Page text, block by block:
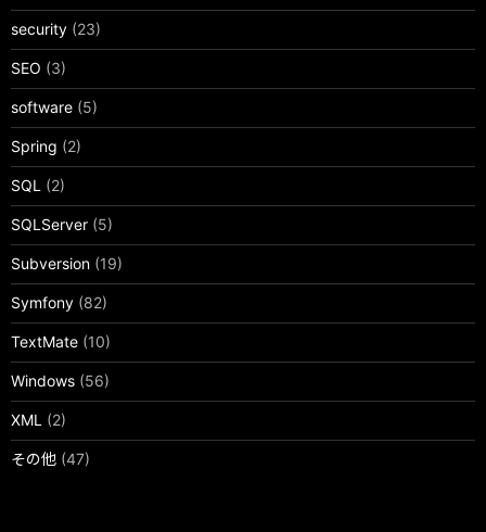
security (23)
SEO (3)
software (5)
Spring (2)
SQL (2)
SQLServer (5)
Subversion (19)
Symfony (82)
TextMate (10)
Windows (56)
XML (2)
その他 (47)